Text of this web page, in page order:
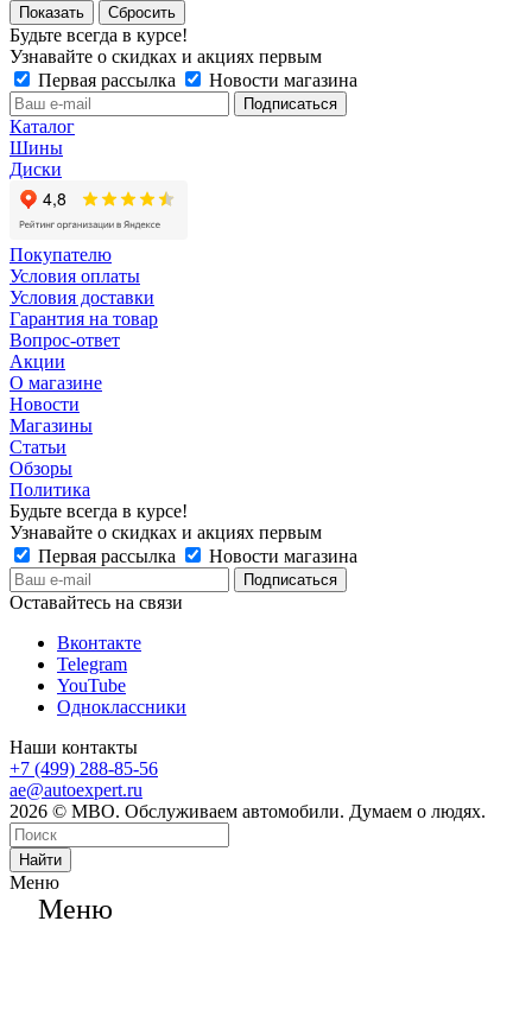
Сбросить
Будьте всегда в курсе!
Узнавайте о скидках и акциях первым
Первая рассылка
Новости магазина
Каталог
Шины
Диски
Покупателю
Условия оплаты
Условия доставки
Гарантия на товар
Вопрос-ответ
Акции
О магазине
Новости
Магазины
Статьи
Обзоры
Политика
Будьте всегда в курсе!
Узнавайте о скидках и акциях первым
Первая рассылка
Новости магазина
Оставайтесь на связи
Вконтакте
Telegram
YouTube
Одноклассники
Наши контакты
+7 (499) 288-85-56
ae@autoexpert.ru
2026 © МВО. Обслуживаем автомобили. Думаем о людях.
Найти
Меню
Меню